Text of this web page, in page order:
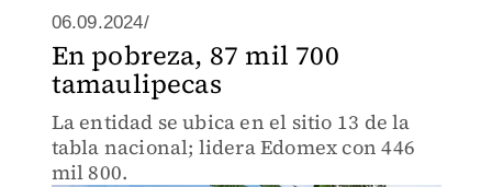
06.09.2024/
En pobreza, 87 mil 700
tamaulipecas
La entidad se ubica en el sitio 13 de la
tabla nacional; lidera Edomex con 446
mil 800.